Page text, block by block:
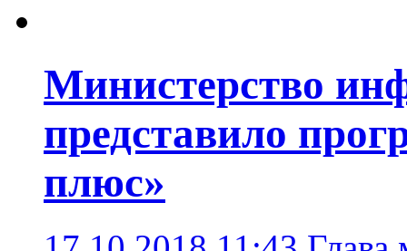
Министерство
представило
плюс»